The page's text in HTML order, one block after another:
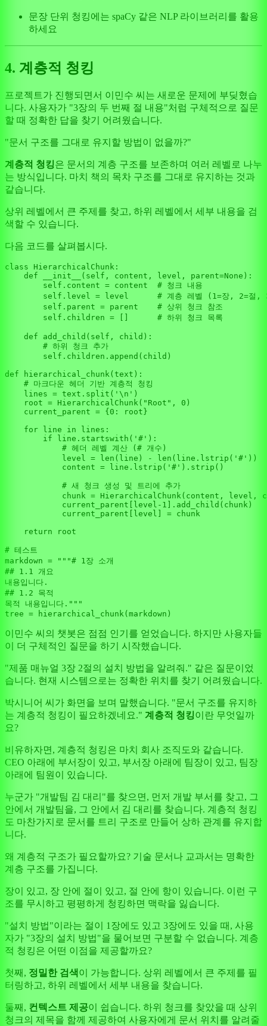
문장 단위 청킹에는 spaCy 같은 NLP 라이브러리를 활용
하세요
4. 계층적 청킹
프로젝트가 진행되면서 이민수 씨는 새로운 문제에 부딪혔습
니다. 사용자가 "3장의 두 번째 절 내용"처럼 구체적으로 질문
할 때 정확한 답을 찾기 어려웠습니다.
"문서 구조를 그대로 유지할 방법이 없을까?"
계층적 청킹은 문서의 계층 구조를 보존하며 여러 레벨로 나누
는 방식입니다. 마치 책의 목차 구조를 그대로 유지하는 것과
같습니다.
상위 레벨에서 큰 주제를 찾고, 하위 레벨에서 세부 내용을 검
색할 수 있습니다.
다음 코드를 살펴봅시다.
class HierarchicalChunk :
def
__init__ ( self, content, level, parent=None ):
self .content = content # 청크 내용
self .level = level # 계층 레벨 (1=장, 2=절,
self .parent = parent # 상위 청크 참조
self .children = [] # 하위 청크 목록
def add_child ( self, child ):
# 하위 청크 추가
self .children.append(child)
def
hierarchical_chunk ( text ):
# 마크다운 헤더 기반 계층적 청킹
    lines = text.split(
'\n' )
    root = HierarchicalChunk(
"Root" , 0 )
    current_parent = {
0 : root}
for line in lines:
if line.startswith( '#' ):
# 헤더 레벨 계산 (# 개수)
            level =
len (line) - len (line.lstrip( '#' ))
            content = line.lstrip(
'#' ).strip()
# 새 청크 생성 및 트리에 추가
chunk = HierarchicalChunk(content, level,
            current_parent[level-
1
].add_child(chunk)
            current_parent[level] = chunk
return root
# 테스트
markdown =
"""# 1장 소개
## 1.1 개요
내용입니다.
## 1.2 목적
목적 내용입니다."""
이민수 씨의 챗봇은 점점 인기를 얻었습니다. 하지만 사용자들
이 더 구체적인 질문을 하기 시작했습니다.
"제품 매뉴얼 3장 2절의 설치 방법을 알려줘." 같은 질문이었
습니다. 현재 시스템으로는 정확한 위치를 찾기 어려웠습니다.
박시니어 씨가 화면을 보며 말했습니다. "문서 구조를 유지하
는 계층적 청킹이 필요하겠네요." 계층적 청킹이란 무엇일까
요?
비유하자면, 계층적 청킹은 마치 회사 조직도와 같습니다.
CEO 아래에 부서장이 있고, 부서장 아래에 팀장이 있고, 팀장
아래에 팀원이 있습니다.
누군가 "개발팀 김 대리"를 찾으면, 먼저 개발 부서를 찾고, 그
안에서 개발팀을, 그 안에서 김 대리를 찾습니다. 계층적 청킹
도 마찬가지로 문서를 트리 구조로 만들어 상하 관계를 유지합
니다.
왜 계층적 구조가 필요할까요? 기술 문서나 교과서는 명확한
계층 구조를 가집니다.
장이 있고, 장 안에 절이 있고, 절 안에 항이 있습니다. 이런 구
조를 무시하고 평평하게 청킹하면 맥락을 잃습니다.
"설치 방법"이라는 절이 1장에도 있고 3장에도 있을 때, 사용
자가 "3장의 설치 방법"을 물어보면 구분할 수 없습니다. 계층
적 청킹은 어떤 이점을 제공할까요?
첫째, 정밀한 검색 이 가능합니다. 상위 레벨에서 큰 주제를 필
터링하고, 하위 레벨에서 세부 내용을 찾습니다.
둘째, 컨텍스트 제공이 쉽습니다. 하위 청크를 찾았을 때 상위
청크의 제목을 함께 제공하여 사용자에게 문서 위치를 알려줄